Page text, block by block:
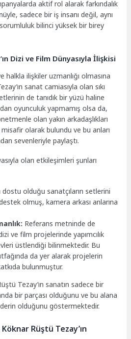
aktif rol alarak farkındalık
sadece bir iş insanı değil, aynı
bilinci yüksek bir birey
Dizi ve Film Dünyasıyla İlişkisi
halkla ilişkiler uzmanlığı olmasına
sanat camiasıyla olan sıkı
de tanıdık bir yüzü haline
oyunculuk yapmamış olsa da,
olan yakın arkadaşlıkları
olarak bulundu ve bu anları
sevenleriyle paylaştı.
olan etkileşimleri şunları
dostu olduğu sanatçıların setlerini
olmuş, kamera arkası anlarına
Referans metninde de
ve film projelerinde yapımcılık
üstlendiği bilinmektedir. Bu
da yer alarak projelerin
bulunmuştur.
Tezay’ın sanatın sadece bir
bir parçası olduğunu ve bu alana
olduğunu göstermektedir.
Rüştü Tezay’ın